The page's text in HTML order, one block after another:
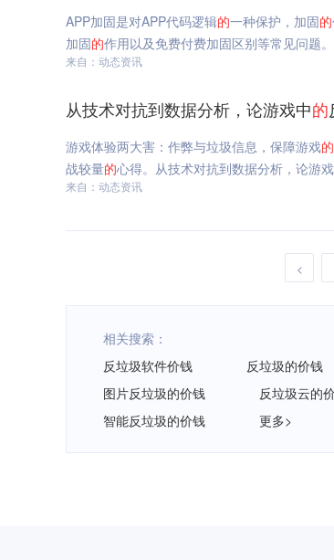
APP加固是对APP代码逻辑的一种保护，加固的
加固的作用以及免费付费加固区别等常见问题
来自：动态资讯
从技术对抗到数据分析，论游戏中的
游戏体验两大害：作弊与垃圾信息，保障游戏的
战较量的心得。从技术对抗到数据分析，论游
来自：动态资讯
<
相关搜索：
反垃圾软件价钱
反垃圾的价钱
图片反垃圾的价钱
反垃圾云的
智能反垃圾的价钱
更多>